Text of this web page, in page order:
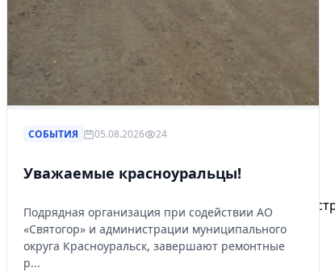
Избранное
Сохраняйте интересные объявления, чтобы
Перейти в избранное
СОБЫТИЯ 05.08.2026 24
Уважаемые красноуральцы!
Подрядная организация при содействии АО
«Святогор» и администрации муниципального
округа Красноуральск, завершают ремонтные
р...